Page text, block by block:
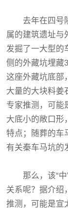
去年在四号陵
属的建筑遗址与
发掘了一大型的
侧的外藏坑埋藏
这座外藏坑底部
大量的大块料姜
专家推测，可能
大底小的敞口形
特点；随葬的车
有关秦车马坑的
那么，该“中”
关系呢？据介绍
推测，可能是宣